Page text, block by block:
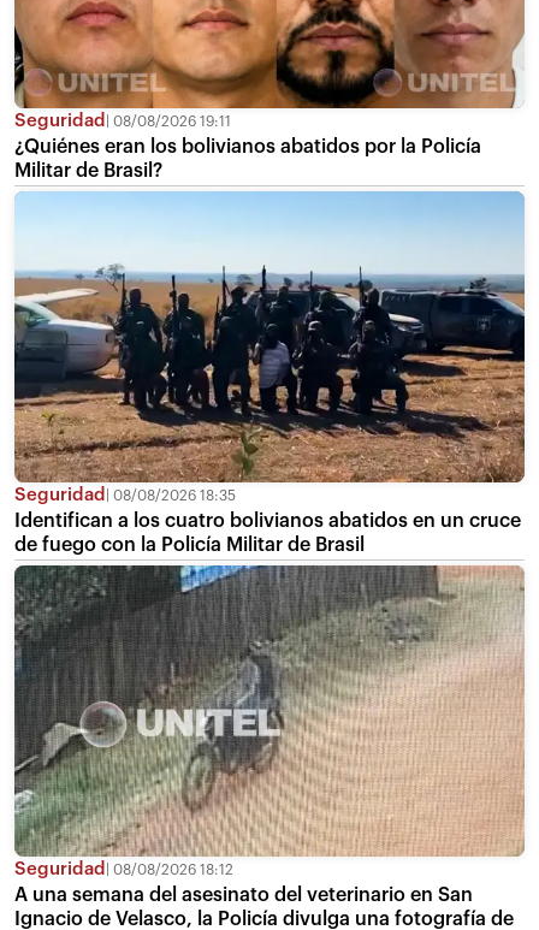
Seguridad 08/08/2026 19:11
¿Quiénes eran los bolivianos abatidos por la Policía
Militar de Brasil?
Seguridad 08/08/2026 18:35
Identifican a los cuatro bolivianos abatidos en un cruce
de fuego con la Policía Militar de Brasil
Seguridad 08/08/2026 18:12
A una semana del asesinato del veterinario en San
Ignacio de Velasco, la Policía divulga una fotografía de